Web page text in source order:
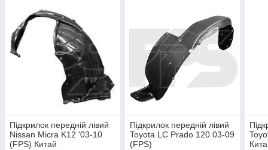
Підкрилок передній лівий
Nissan Micra K12 '03-10
(FPS) Китай
Підкрилок передній лівий
Toyota LC Prado 120 03-09
(FPS)